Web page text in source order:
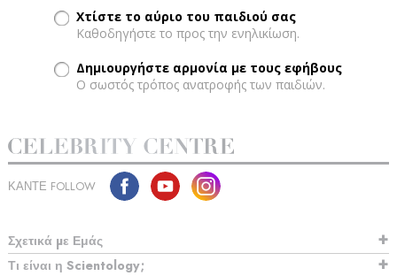
Χτίστε το αύριο του παιδιού σας
Καθοδηγήστε το προς την ενηλικίωση.
Δημιουργήστε αρμονία με τους εφήβους
Ο σωστός τρόπος ανατροφής των παιδιών.
ΚΑΝΤΕ FOLLOW
Σχετικά µε Εμάς
Τι είναι η Scientology;